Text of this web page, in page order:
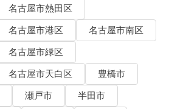
名古屋市熱田区
名古屋市港区
名古屋市南区
名古屋市緑区
名古屋市天白区
豊橋市
瀬戸市
半田市